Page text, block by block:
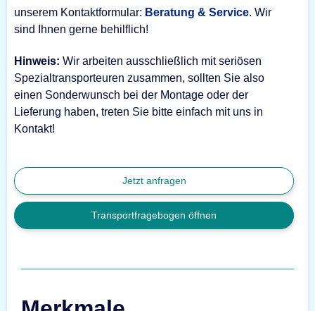
unserem Kontaktformular: Beratung & Service. Wir
sind Ihnen gerne behilflich!
Hinweis: Wir arbeiten ausschließlich mit seriösen
Spezialtransporteuren zusammen, sollten Sie also
einen Sonderwunsch bei der Montage oder der
Lieferung haben, treten Sie bitte einfach mit uns in
Kontakt!
Jetzt anfragen
Transportfragebogen öffnen